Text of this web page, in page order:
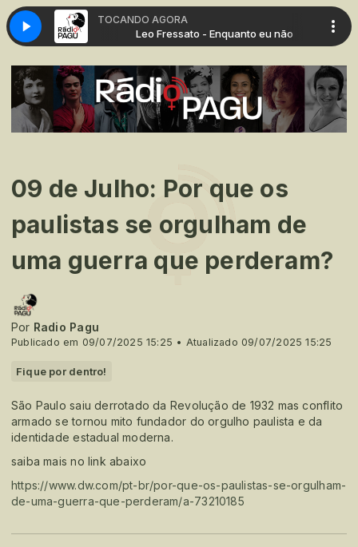
TOCANDO AGORA
eu não Leo Fressato - Enquanto eu não
09 de Julho: Por que os
paulistas se orgulham de
uma guerra que perderam?
Por Radio Pagu
Publicado em 09/07/2025 15:25 • Atualizado 09/07/2025 15:25
Fique por dentro!
São Paulo saiu derrotado da Revolução de 1932 mas conflito
armado se tornou mito fundador do orgulho paulista e da
identidade estadual moderna.
saiba mais no link abaixo
https://www.dw.com/pt-br/por-que-os-paulistas-se-orgulham-
de-uma-guerra-que-perderam/a-73210185